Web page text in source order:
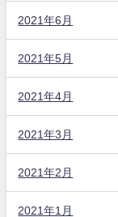
2021年6月
2021年5月
2021年4月
2021年3月
2021年2月
2021年1月